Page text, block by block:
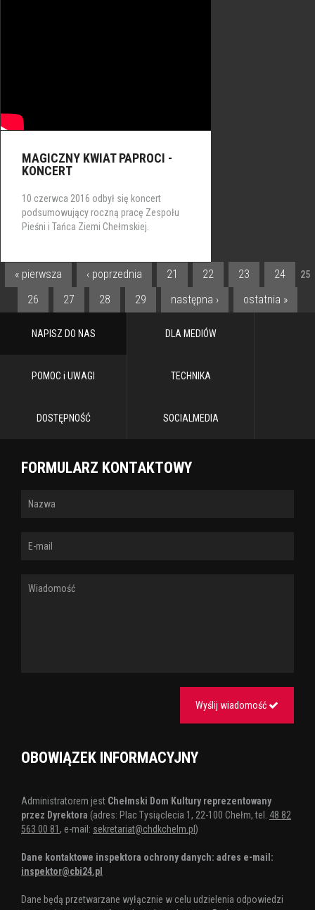
MAGICZNY KWIAT PAPROCI -
KONCERT
10 czerwca 2016 odbył się koncert
podsumowujący roczną pracę Zespołu
Pieśni i Tańca Ziemi Chełmskiej.
STRONY
« pierwsza ‹ poprzednia 21 22 23 24 25
26 27 28 29 następna › ostatnia »
NAPISZ DO NAS DLA MEDIÓW
POMOC i UWAGI TECHNIKA
DOSTĘPNOŚĆ SOCIALMEDIA
FORMULARZ KONTAKTOWY
Wyślij wiadomość
OBOWIĄZEK INFORMACYJNY
Administratorem jest Chełmski Dom Kultury reprezentowany
przez Dyrektora (adres: Plac Tysiąclecia 1, 22-100 Chełm, tel. 48 82
563 00 81 , e-mail: sekretariat@chdkchelm.pl )
Dane kontaktowe inspektora ochrony danych: adres e-mail:
inspektor@cbi24.pl
Dane będą przetwarzane wyłącznie w celu udzielenia odpowiedzi